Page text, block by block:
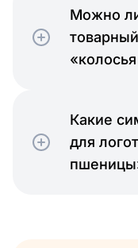
Можно
Какие
для